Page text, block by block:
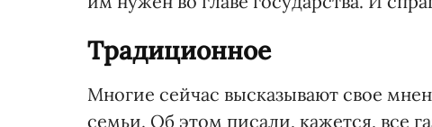
Традиционное
Многие сейчас высказывают свое
семьи. Об этом писали, кажется, все